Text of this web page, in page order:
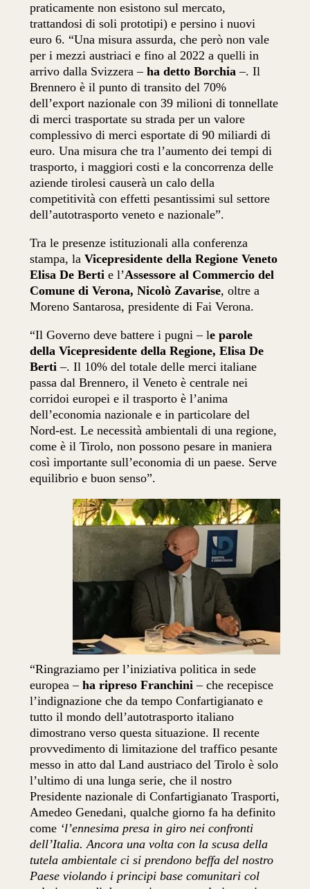
praticamente non esistono sul mercato,
trattandosi di soli prototipi) e persino i nuovi
euro 6. “Una misura assurda, che però non vale
per i mezzi austriaci e fino al 2022 a quelli in
arrivo dalla Svizzera –ha detto Borchia –. Il
Brennero è il punto di transito del 70%
dell’export nazionale con 39 milioni di tonnellate
di merci trasportate su strada per un valore
complessivo di merci esportate di 90 miliardi di
euro. Una misura che tra l’aumento dei tempi di
trasporto, i maggiori costi e la concorrenza delle
aziende tirolesi causerà un calo della
competitività con effetti pesantissimi sul settore
dell’autotrasporto veneto e nazionale”.
Tra le presenze istituzionali alla conferenza
stampa, laVicepresidente della Regione Veneto
Elisa De Berti e l’Assessore al Commercio del
Comune di Verona, Nicolò Zavarise, oltre a
Moreno Santarosa, presidente di Fai Verona.
“Il Governo deve battere i pugni – le parole
della Vicepresidente della Regione, Elisa De
Berti –. Il 10% del totale delle merci italiane
passa dal Brennero, il Veneto è centrale nei
corridoi europei e il trasporto è l’anima
dell’economia nazionale e in particolare del
Nord-est. Le necessità ambientali di una regione,
come è il Tirolo, non possono pesare in maniera
così importante sull’economia di un paese. Serve
equilibrio e buon senso”.
“Ringraziamo per l’iniziativa politica in sede
europea –ha ripreso Franchini – che recepisce
l’indignazione che da tempo Confartigianato e
tutto il mondo dell’autotrasporto italiano
dimostrano verso questa situazione. Il recente
provvedimento di limitazione del traffico pesante
messo in atto dal Land austriaco del Tirolo è solo
l’ultimo di una lunga serie, che il nostro
Presidente nazionale di Confartigianato Trasporti,
Amedeo Genedani, qualche giorno fa ha definito
come ‘l’ennesima presa in giro nei confronti
dell’Italia. Ancora una volta con la scusa della
tutela ambientale ci si prendono beffa del nostro
Paese violando i principi base comunitari col